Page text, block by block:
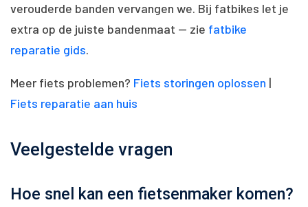
verouderde banden vervangen we. Bij fatbikes let je
extra op de juiste bandenmaat — zie fatbike
reparatie gids.
Meer fiets problemen? Fiets storingen oplossen |
Fiets reparatie aan huis
Veelgestelde vragen
Hoe snel kan een fietsenmaker komen?